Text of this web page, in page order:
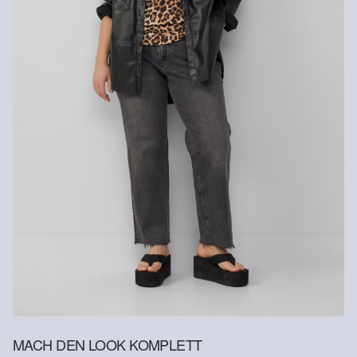
Normalwaschgang 30°
Nachhaltig zertifizierte Faser
Im Bereich nachhaltig zertifizierter Fasern engagieren wir uns für
Naturfasern aus erneuerbaren Quellen. Ihre Rohstoffe sind
ressourcenschonend angebaut.
Supporting Better Cotton: Wenn Du dich für unsere
Baumwollprodukte entscheidest, unterstützt Du unsere Investition
in die Mission von Better Cotton, Gemeinschaften zu helfen
fortzubestehen und zu gedeihen; und gleichzeitig die Umwelt zu
schützen und wiederherzustellen. Better Cotton unterstützt
landwirtschaftliche Gemeinschaften in sozialer, ökologischer und
wirtschaftlicher Hinsicht, indem Landwirt: innen in nachhaltigeren
System der Massenbilanz erzeugt und enthält daher
findest du unter https://www.soliver.at/responsible-fashion/soziale-
MACH DEN LOOK KOMPLETT